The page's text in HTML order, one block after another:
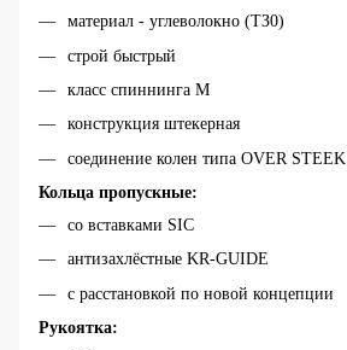
материал - углеволокно (TЗ0)
строй быстрый
класс спиннинга M
конструкция штекерная
соединение колен типа OVER STEEK
Кольца пропускные:
со вставками SIC
антизахлёстные KR-GUIDE
с расстановкой по новой концепции
Рукоятка: